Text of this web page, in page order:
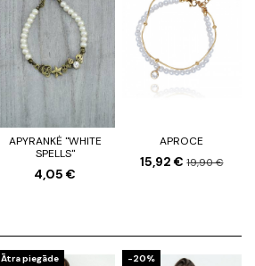
APYRANKĖ "WHITE
SPELLS"
4,05 €
APROCE
15,92 €19,90 €
Ātra piegāde
-20%